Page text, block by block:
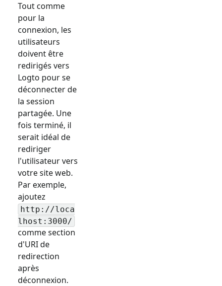
Tout comme
pour la
connexion, les
utilisateurs
doivent être
redirigés vers
Logto pour se
déconnecter de
la session
partagée. Une
fois terminé, il
serait idéal de
rediriger
l'utilisateur vers
votre site web.
Par exemple,
ajoutez
http://loca
lhost:3000/
comme section
d'URI de
redirection
après
déconnexion.